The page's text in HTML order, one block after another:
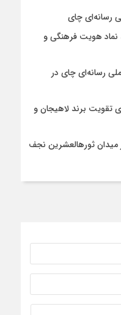
رسانه‌ای چای
نماد هویت فرهنگی و
رسانه‌ای چای در
تقویت برند لاهیجان و
میدان ثورهالعشرین نجف